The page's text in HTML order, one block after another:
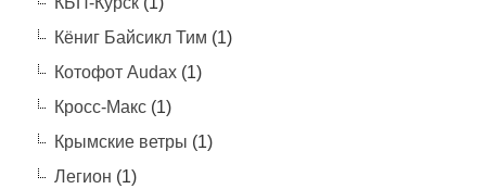
Кёниг Байсикл Тим (1)
Котофот Audax(1)
Кросс-Макс(1)
Крымские ветры (1)
Легион (1)